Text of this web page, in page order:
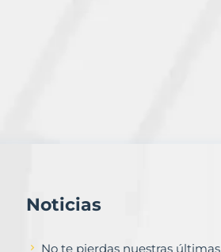
Noticias
No te pierdas nuestras últimas